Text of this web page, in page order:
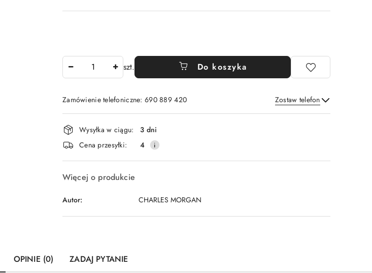
szt. Do koszyka
Zamówienie telefoniczne: 690 889 420 Zostaw telefon
Wyślij
Dostępność
i
dostawa
Wysyłka w ciągu:
3 dni
Cena przesyłki:
4
Więcej o produkcie
Autor: CHARLES MORGAN
OPINIE (0) ZADAJ PYTANIE